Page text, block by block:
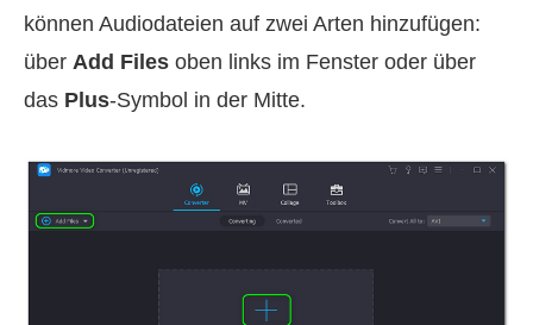
können Audiodateien auf zwei Arten hinzufügen:
über Add Files oben links im Fenster oder über
das Plus-Symbol in der Mitte.